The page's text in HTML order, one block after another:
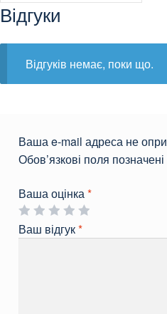
Відгуки
Відгуків немає, поки що.
Ваша e-mail адреса не
Обов’язкові поля позначені
Ваша оцінка *
Ваш відгук*